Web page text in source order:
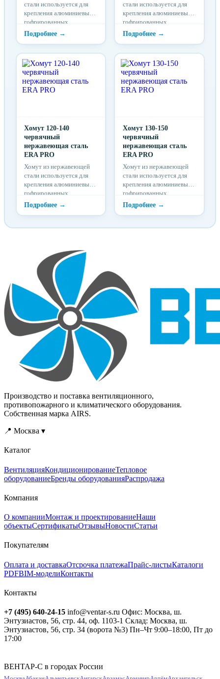
стали используется для
крепления алюминиевых
гофрированных
воздуховодов, резиновых
шлангов и муфт
стали используется для
крепления алюминиевых
гофрированных
воздуховодов, резиновых
шлангов и муфт
Хомут 120-140
червячный
нержавеющая сталь
ERA PRO
Хомут из нержавеющей
стали используется для
крепления алюминиевых
гофрированных
воздуховодов, резиновых
шлангов и муфт
Хомут 130-150
червячный
нержавеющая сталь
ERA PRO
Хомут из нержавеющей
стали используется для
крепления алюминиевых
гофрированных
воздуховодов, резиновых
шлангов и муфт
Производство и поставка вентиляционного,
противопожарного и климатического оборудования.
Собственная марка AIRS.
📍 Москва ▾
Каталог
ВентиляцияКондиционированиеТепловое
оборудованиеБренды оборудованияРаспродажа
Компания
О компанииМонтаж и проектированиеНаши
объектыСертификатыОтзывыНовостиСтатьи
Покупателям
Оплата и доставкаОтсрочка платежаПрайс-листыКаталоги
PDFBIM-моделиКонтакты
Контакты
+7 (495) 640-24-15 info@ventar-s.ru Офис: Москва, ш.
Энтузиастов, 56, стр. 44, оф. 1103-1 Склад: Москва, ш.
Энтузиастов, 56, стр. 34 (ворота №3) Пн–Чт 9:00–18:00, Пт до
17:00
ВЕНТАР-С в городах России